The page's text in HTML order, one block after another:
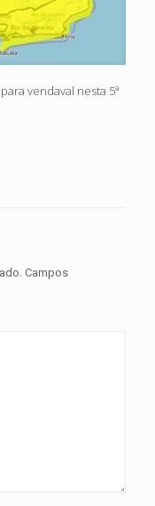
vendaval nesta 5ª
Campos